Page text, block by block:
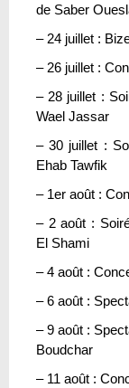
de Saber
– 24 juillet :
– 26 juillet :
– 28 juillet :
Wael Jassar
– 30 juillet :
Ehab Tawfik
– 1er août :
– 2 août :
El Shami
– 4 août :
– 6 août :
– 9 août :
Boudchar
– 11 août :